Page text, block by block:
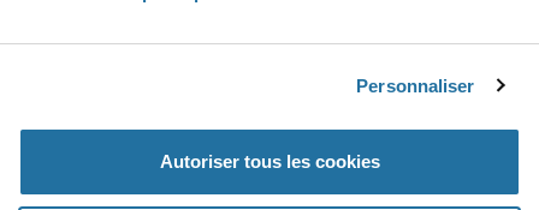
Personnaliser
Autoriser tous les cookies
Product
du produit